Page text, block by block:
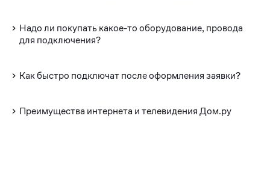
Надо ли покупать какое-то оборудование, провода
для подключения?
Как быстро подключат после оформления заявки?
Преимущества интернета и телевидения Дом.ру